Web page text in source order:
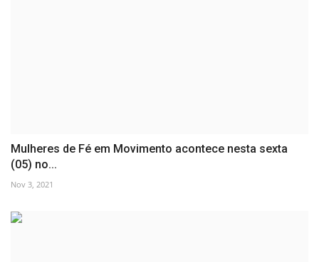
Mulheres de Fé em Movimento acontece nesta sexta
(05) no...
Nov 3, 2021